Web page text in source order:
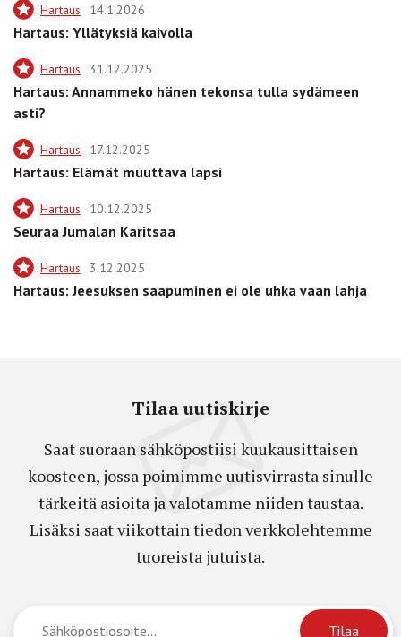
Hartaus 14.1.2026
Hartaus: Yllätyksiä kaivolla
Hartaus 31.12.2025
Hartaus: Annammeko hänen tekonsa tulla sydämeen
asti?
Hartaus 17.12.2025
Hartaus: Elämät muuttava lapsi
Hartaus 10.12.2025
Seuraa Jumalan Karitsaa
Hartaus 3.12.2025
Hartaus: Jeesuksen saapuminen ei ole uhka vaan lahja
Tilaa uutiskirje
Saat suoraan sähköpostiisi kuukausittaisen
koosteen, jossa poimimme uutisvirrasta sinulle
tärkeitä asioita ja valotamme niiden taustaa.
Lisäksi saat viikottain tiedon verkkolehtemme
tuoreista jutuista.